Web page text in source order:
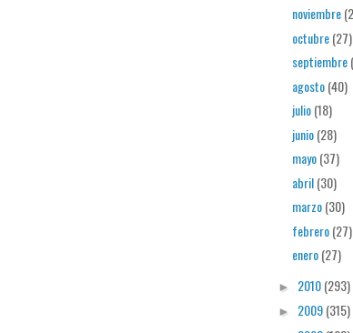
noviembre
octubre(27)
septiembre
agosto(40)
julio(18)
junio(28)
mayo(37)
abril(30)
marzo(30)
febrero(27)
enero(27)
► 2010(293)
► 2009(315)